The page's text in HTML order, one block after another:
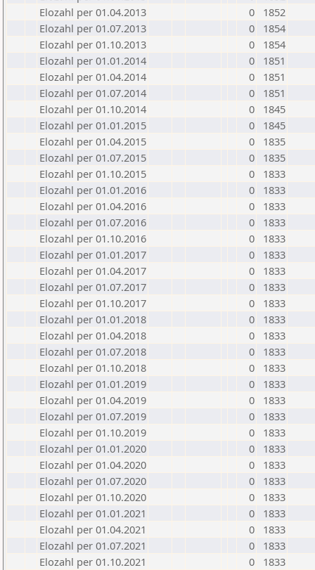
Elozahl per 01.04.2013
0
1852
Elozahl per 01.07.2013
0
1854
Elozahl per 01.10.2013
0
1854
Elozahl per 01.01.2014
0
1851
Elozahl per 01.04.2014
0
1851
Elozahl per 01.07.2014
0
1851
Elozahl per 01.10.2014
0
1845
Elozahl per 01.01.2015
0
1845
Elozahl per 01.04.2015
0
1835
Elozahl per 01.07.2015
0
1835
Elozahl per 01.10.2015
0
1833
Elozahl per 01.01.2016
0
1833
Elozahl per 01.04.2016
0
1833
Elozahl per 01.07.2016
0
1833
Elozahl per 01.10.2016
0
1833
Elozahl per 01.01.2017
0
1833
Elozahl per 01.04.2017
0
1833
Elozahl per 01.07.2017
0
1833
Elozahl per 01.10.2017
0
1833
Elozahl per 01.01.2018
0
1833
Elozahl per 01.04.2018
0
1833
Elozahl per 01.07.2018
0
1833
Elozahl per 01.10.2018
0
1833
Elozahl per 01.01.2019
0
1833
Elozahl per 01.04.2019
0
1833
Elozahl per 01.07.2019
0
1833
Elozahl per 01.10.2019
0
1833
Elozahl per 01.01.2020
0
1833
Elozahl per 01.04.2020
0
1833
Elozahl per 01.07.2020
0
1833
Elozahl per 01.10.2020
0
1833
Elozahl per 01.01.2021
0
1833
Elozahl per 01.04.2021
0
1833
Elozahl per 01.07.2021
0
1833
Elozahl per 01.10.2021
0
1833